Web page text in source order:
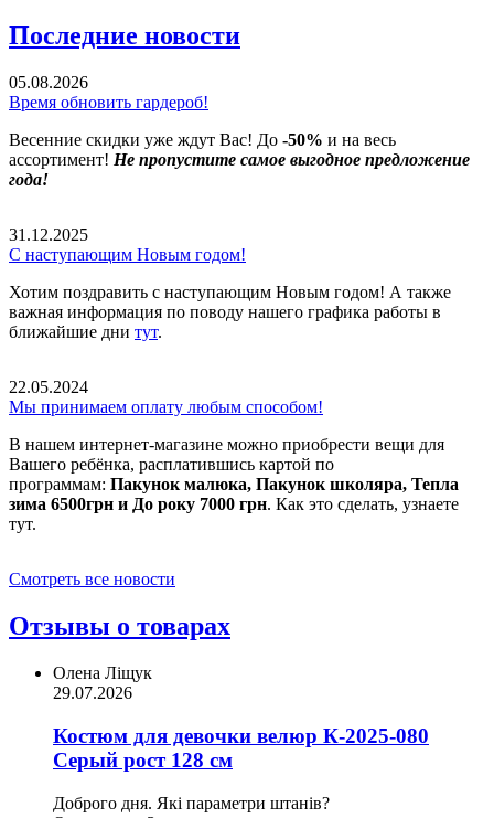
Последние новости
05.08.2026
Время обновить гардероб!
Весенние скидки уже ждут Вас! До -50% и на весь
ассортимент! Не пропустите самое выгодное предложение
года!
31.12.2025
С наступающим Новым годом!
Хотим поздравить с наступающим Новым годом! А также
важная информация по поводу нашего графика работы в
ближайшие дни тут.
22.05.2024
Мы принимаем оплату любым способом!
В нашем интернет-магазине можно приобрести вещи для
Вашего ребёнка, расплатившись картой по
программам: Пакунок малюка, Пакунок школяра, Тепла
зима 6500грн и До року 7000 грн. Как это сделать, узнаете
тут.
Смотреть все новости
Отзывы о товарах
Олена Ліщук
29.07.2026
Костюм для девочки велюр К-2025-080
Серый рост 128 см
Доброго дня. Які параметри штанів?